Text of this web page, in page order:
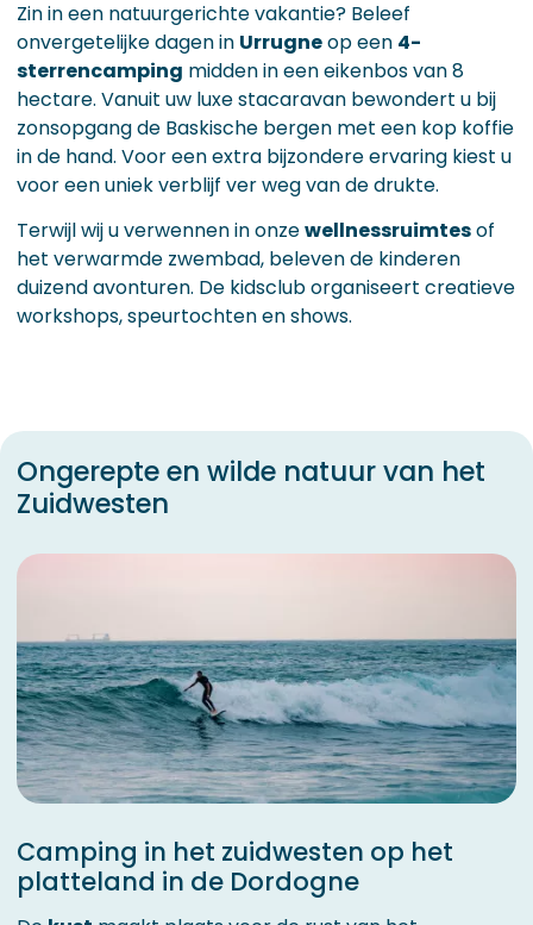
Zin in een natuurgerichte vakantie? Beleef
onvergetelijke dagen in Urrugneop een 4-
sterrencamping midden in een eikenbos van 8
hectare. Vanuit uw luxe stacaravan bewondert u bij
zonsopgang de Baskische bergen met een kop koffie
in de hand. Voor een extra bijzondere ervaring kiest u
voor een uniek verblijf ver weg van de drukte.
Terwijl wij u verwennen in onzewellnessruimtesof
het verwarmde zwembad, beleven de kinderen
duizend avonturen. De kidsclub organiseert creatieve
workshops, speurtochten en shows.
Ongerepte en wilde natuur van het
Zuidwesten
Camping in het zuidwesten op het
platteland in de Dordogne